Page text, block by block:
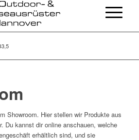
Showroom. Hier stellen wir Produkte aus
Du kannst dir online anschauen, welche
erhältlich sind, und sie